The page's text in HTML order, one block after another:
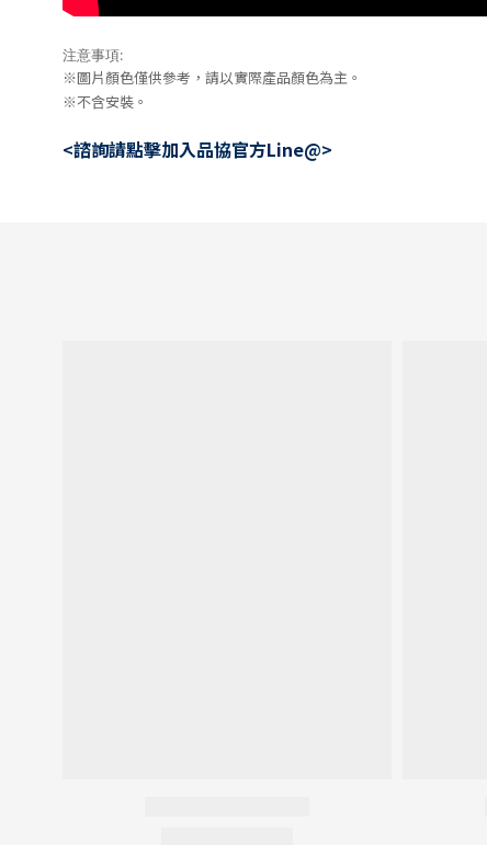
注意事項:
※圖片顏色僅供參考，請以實際產品顏色為主。
※不含安裝。
<諮詢請點擊加入品協官方Line@>